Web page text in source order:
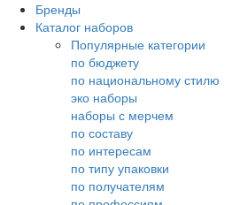
Бренды
Каталог наборов
Популярные категории
по бюджету
по национальному стилю
эко наборы
наборы с мерчем
по составу
по интересам
по типу упаковки
по получателям